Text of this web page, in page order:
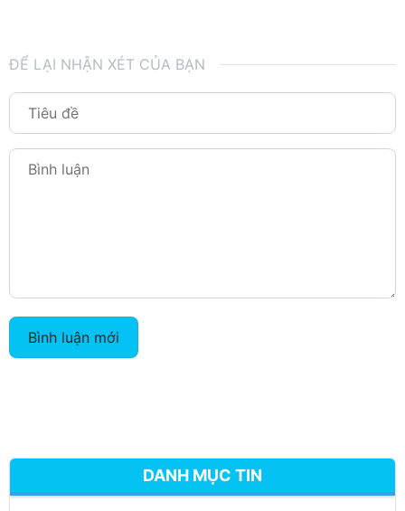
ĐỂ LẠI NHẬN XÉT CỦA BẠN
Bình luận mới
DANH MỤC TIN